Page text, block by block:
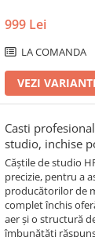
999 Lei
LA COMANDA
VEZI
Casti
studio, inchise
HRM-7
Căștile de studio
precizie, pentru a
producătorilor de
complet închis
aer și o structură
îmbunătăți